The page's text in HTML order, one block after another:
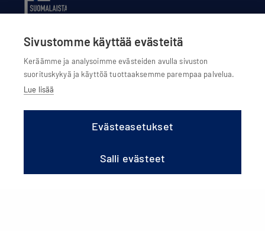
Sivustomme käyttää evästeitä
Keräämme ja analysoimme evästeiden avulla sivuston
suorituskykyä ja käyttöä tuottaaksemme parempaa palvelua.
Lue lisää
Evästeasetukset
Salli evästeet